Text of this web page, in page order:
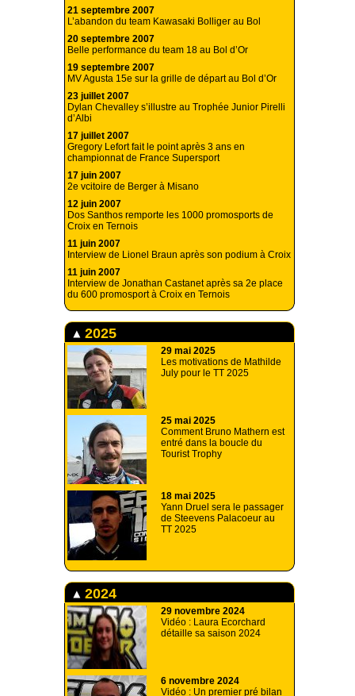
21 septembre 2007
L’abandon du team Kawasaki Bolliger au Bol
20 septembre 2007
Belle performance du team 18 au Bol d’Or
19 septembre 2007
MV Agusta 15e sur la grille de départ au Bol d’Or
23 juillet 2007
Dylan Chevalley s’illustre au Trophée Junior Pirelli
d’Albi
17 juillet 2007
Gregory Lefort fait le point après 3 ans en
championnat de France Supersport
17 juin 2007
2e vcitoire de Berger à Misano
12 juin 2007
Dos Santhos remporte les 1000 promosports de
Croix en Ternois
11 juin 2007
Interview de Lionel Braun après son podium à Croix
11 juin 2007
Interview de Jonathan Castanet après sa 2e place
du 600 promosport à Croix en Ternois
2025
29 mai 2025
Les motivations de Mathilde
July pour le TT 2025
25 mai 2025
Comment Bruno Mathern est
entré dans la boucle du
Tourist Trophy
18 mai 2025
Yann Druel sera le passager
de Steevens Palacoeur au
TT 2025
2024
29 novembre 2024
Vidéo : Laura Ecorchard
détaille sa saison 2024
6 novembre 2024
Vidéo : Un premier pré bilan